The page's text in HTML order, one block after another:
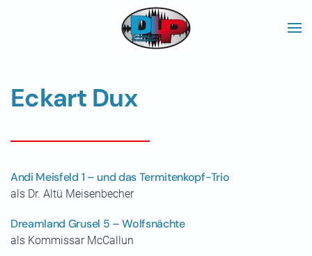
Skip to main content
Eckart Dux
Andi Meisfeld 1 – und das Termitenkopf-Trio
als Dr. Altü Meisenbecher
Dreamland Grusel 5 – Wolfsnächte
als Kommissar McCallun